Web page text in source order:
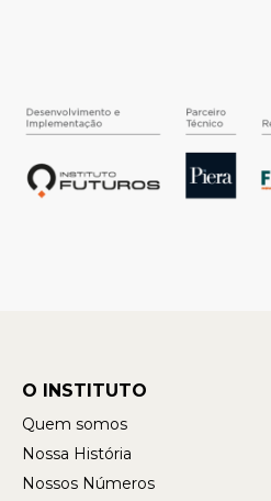
O INSTITUTO
Quem somos
Nossa História
Nossos Números